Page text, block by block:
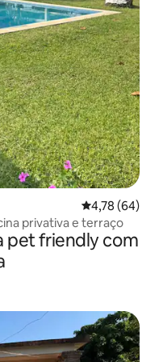
4,78 de uma
4,78 (64)
privativa e terraço
pet friendly com